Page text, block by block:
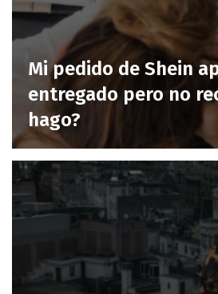
Mi pedido de Shein
entregado pero no
hago?